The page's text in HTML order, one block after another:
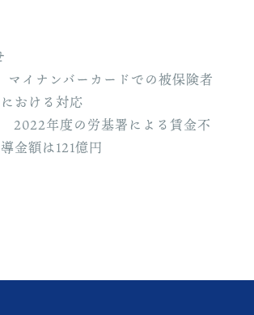
イナンバーカードでの被保険者
おける対応
2022年度の労基署による賃金不
金額は121億円